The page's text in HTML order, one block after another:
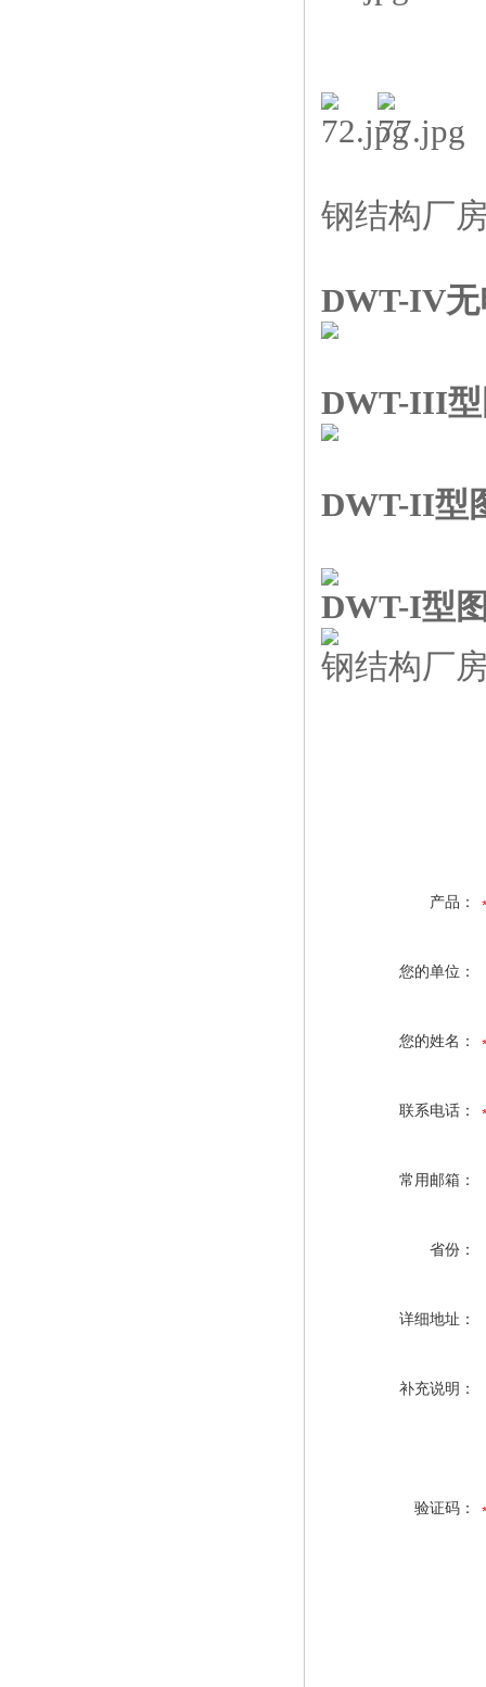
钢结构厂
DWT-IV
DWT-III
DWT-II型
DWT-I型
钢结构厂
产品：
您的单位：
您的姓名：
联系电话：
常用邮箱：
省份：
详细地址：
补充说明：
验证码：